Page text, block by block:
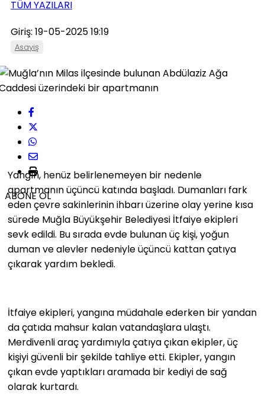
TÜM YAZILARI
Giriş: 19-05-2025 19:19
Asayiş
ABONE OL
Yangın, henüz belirlenemeyen bir nedenle
apartmanın üçüncü katında başladı. Dumanları fark
eden çevre sakinlerinin ihbarı üzerine olay yerine kısa
sürede Muğla Büyükşehir Belediyesi İtfaiye ekipleri
sevk edildi. Bu sırada evde bulunan üç kişi, yoğun
duman ve alevler nedeniyle üçüncü kattan çatıya
çıkarak yardım bekledi.
İtfaiye ekipleri, yangına müdahale ederken bir yandan
da çatıda mahsur kalan vatandaşlara ulaştı.
Merdivenli araç yardımıyla çatıya çıkan ekipler, üç
kişiyi güvenli bir şekilde tahliye etti. Ekipler, yangın
çıkan evde yaptıkları aramada bir kediyi de sağ
olarak kurtardı.